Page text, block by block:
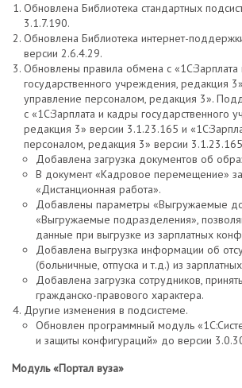
Обновлена Библиотека стандартных
3.1.7.190.
Обновлена Библиотека интернет-
версии 2.6.4.29.
Обновлены правила обмена с «1С:Зарплата
государственного учреждения, редакция
управление персоналом, редакция 3».
с «1С:Зарплата и кадры государственного
редакция 3» версии 3.1.23.165 и
персоналом, редакция 3» версии
Добавлена загрузка документов об
В документ «Кадровое перемещение»
«Дистанционная работа».
Добавлены параметры «Выгружаемые
«Выгружаемые подразделения»,
данные при выгрузке из зарплатных
Добавлена выгрузка информации об
(больничные, отпуска и т.д.) из
Добавлена загрузка сотрудников,
гражданско-правового характера.
Другие изменения в подсистеме.
Обновлен программный модуль
и защиты конфигураций» до версии
Модуль «Портал вуза»